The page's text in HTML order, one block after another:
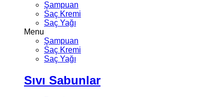
Şampuan
Saç Kremi
Saç Yağı
Menu
Şampuan
Saç Kremi
Saç Yağı
Sıvı Sabunlar